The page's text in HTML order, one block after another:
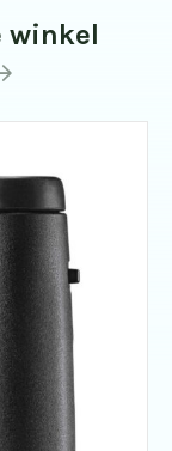
winkel